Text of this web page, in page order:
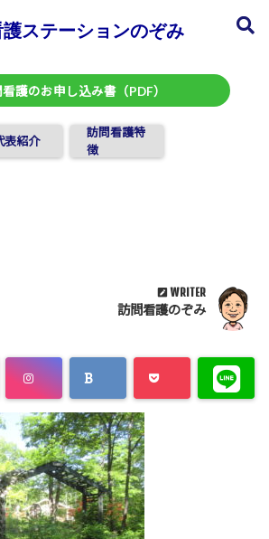
ステーションのぞみ
護のお申し込み書（PDF）
表紹介
訪問看護特
徴
WRITER
訪問看護のぞみ